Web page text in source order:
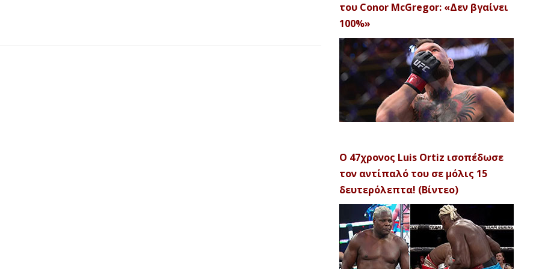
του Conor McGregor: «Δεν βγαίνει
100%»
Ο 47χρονος Luis Ortiz ισοπέδωσε
τον αντίπαλό του σε μόλις 15
δευτερόλεπτα! (Βίντεο)